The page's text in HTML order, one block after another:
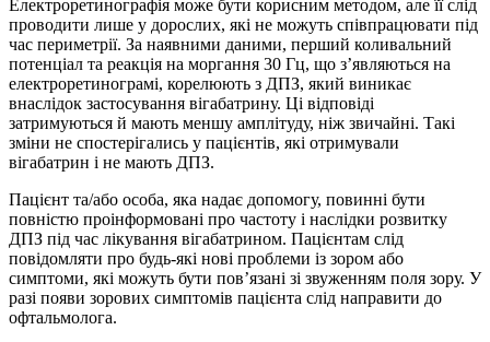
Електроретинографія може бути корисним методом, але її слід
проводити лише у дорослих, які не можуть співпрацювати під
час периметрії. За наявними даними, перший коливальний
потенціал та реакція на моргання 30 Гц, що з’являються на
електроретинограмі, корелюють з ДПЗ, який виникає
внаслідок застосування вігабатрину. Ці відповіді
затримуються й мають меншу амплітуду, ніж звичайні. Такі
зміни не спостерігались у пацієнтів, які отримували
вігабатрин і не мають ДПЗ.
Пацієнт та/або особа, яка надає допомогу, повинні бути
повністю проінформовані про частоту і наслідки розвитку
ДПЗ під час лікування вігабатрином. Пацієнтам слід
повідомляти про будь-які нові проблеми із зором або
симптоми, які можуть бути пов’язані зі звуженням поля зору. У
разі появи зорових симптомів пацієнта слід направити до
офтальмолога.